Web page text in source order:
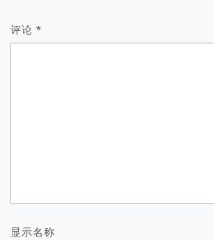
评论 *
显示名称